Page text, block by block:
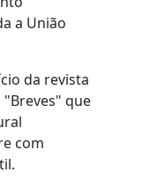
a União
da revista
que
com